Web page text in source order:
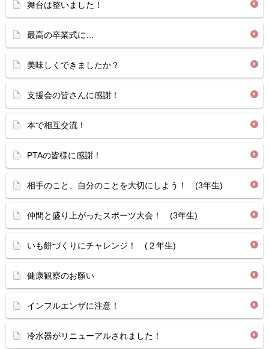
舞台は整いました！
最高の卒業式に…
美味しくできましたか？
支援会の皆さんに感謝！
本で相互交流！
PTAの皆様に感謝！
相手のこと、自分のことを大切にしよう！ (3年生)
仲間と盛り上がったスポーツ大会！ (3年生)
いも餅づくりにチャレンジ！ (２年生)
健康観察のお願い
インフルエンザに注意！
冷水器がリニューアルされました！